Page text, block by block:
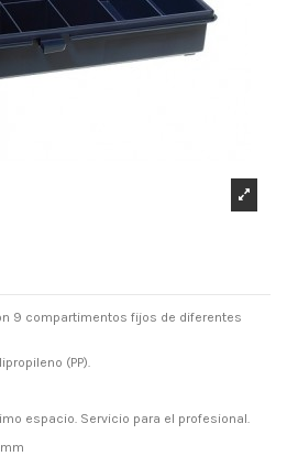
9 compartimentos fijos de diferentes
(PP).
espacio. Servicio para el profesional.